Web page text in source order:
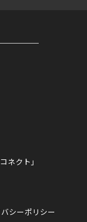
ネクト」
シーポリシー